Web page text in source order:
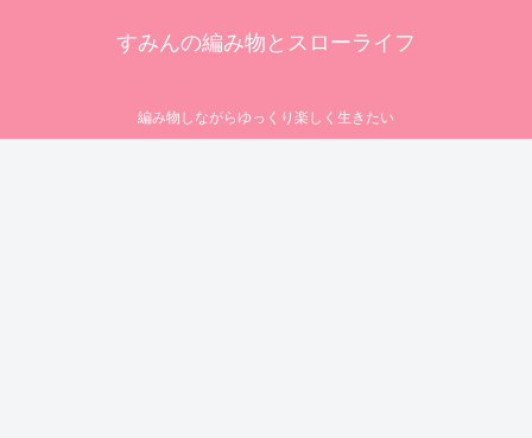
すみんの編み物とスローライフ
編み物しながらゆっくり楽しく生きたい